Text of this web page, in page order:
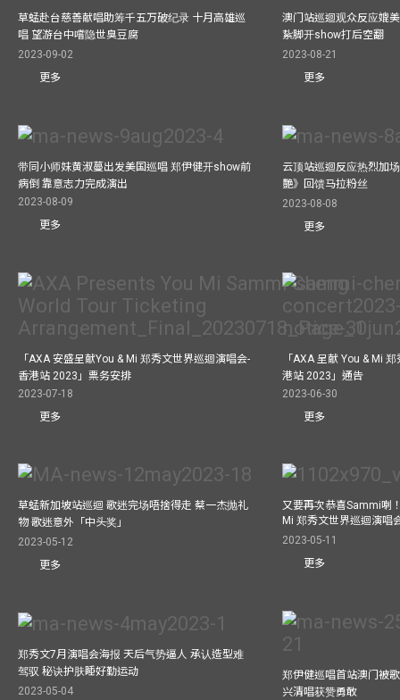
草蜢赴台慈善献唱助筹千五万破纪录 十月高雄巡
唱 望游台中嚐隐世臭豆腐
2023-09-02
更多
澳门站巡迴观众反应媲
紥脚开show打后空翻
2023-08-21
更多
带同小师妹黄淑蔓出发美国巡唱 郑伊健开show前
病倒 靠意志力完成演出
2023-08-09
更多
云顶站巡迴反应热烈加
艷》回馈马拉粉丝
2023-08-08
更多
「AXA 安盛呈献You & Mi 郑秀文世界巡迴演唱会-
香港站 2023」票务安排
2023-07-18
更多
「AXA 呈献 You & Mi
港站 2023」通告
2023-06-30
更多
草蜢新加坡站巡迴 歌迷完场唔捨得走 蔡一杰抛礼
物 歌迷意外「中头奖」
2023-05-12
更多
又要再次恭喜Sammi喇
Mi 郑秀文世界巡迴演唱
2023-05-11
更多
郑秀文7月演唱会海报 天后气势逼人 承认造型难
驾驭 秘诀护肤睡好勤运动
2023-05-04
郑伊健巡唱首站澳门被
兴清唱获赞勇敢